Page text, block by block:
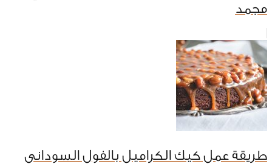
مجمد
طريقة عمل كيك الكراميل بالفول السودانى